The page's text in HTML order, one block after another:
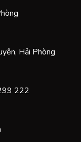
Hải Phòng
222